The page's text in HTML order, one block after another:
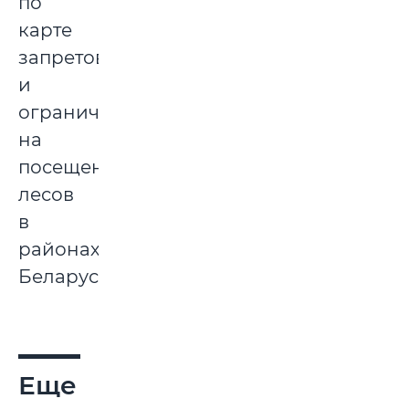
карте
запретов
и
ограничений
на
посещение
лесов
в
районах
Беларуси.
Еще